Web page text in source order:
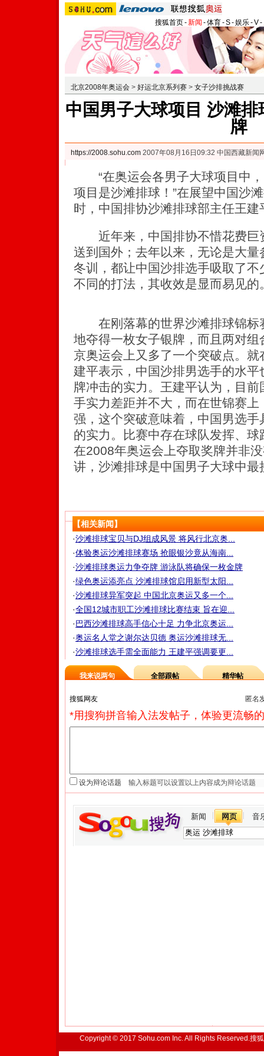
搜狐首页-新闻 -体育-S-娱乐-V-
北京2008年奥运会 > 好运北京系列赛 > 女子沙排挑战赛
中国男子大球项目 沙滩
牌
https://2008.sohu.com 2007年08月16日09:32 中国西藏新闻
“在奥运会各男子大球项目中，
项目是沙滩排球！”在展望中国沙
时，中国排协沙滩排球部主任王
近年来，中国排协不惜花费巨
送到国外；去年以来，无论是大
冬训，都让中国沙排选手吸取了
不同的打法，其收效是显而易见的
在刚落幕的世界沙滩排球锦标
地夺得一枚女子银牌，而且两对
京奥运会上又多了一个突破点。
建平表示，中国沙排男选手的水
牌冲击的实力。王建平认为，目
手实力差距并不大，而在世锦赛
强，这个突破意味着，中国男选
的实力。比赛中存在球队发挥、
在2008年奥运会上夺取奖牌并非
讲，沙滩排球是中国男子大球中
【相关新闻】
·沙滩排球宝贝与DJ组成风景 将风行北京奥...
·体验奥运沙滩排球赛场 抢眼银沙竟从海南...
·沙滩排球奥运力争夺牌 游泳队将确保一枚金牌
·绿色奥运添亮点 沙滩排球馆启用新型太阳...
·沙滩排球异军突起 中国北京奥运又多一个...
·全国12城市职工沙滩排球比赛结束 旨在迎...
·巴西沙滩排球高手信心十足 力争北京奥运...
·奥运名人堂之谢尔达贝德 奥运沙滩排球无...
·沙滩排球选手需全面能力 王建平强调要更...
我来说两句 全部跟帖 精华帖
匿名
*用搜狗拼音输入法发帖子，体验更流畅
设为辩论话题
新闻 网页 音
Copyright © 2017 Sohu.com Inc. All Rights Reserved.搜